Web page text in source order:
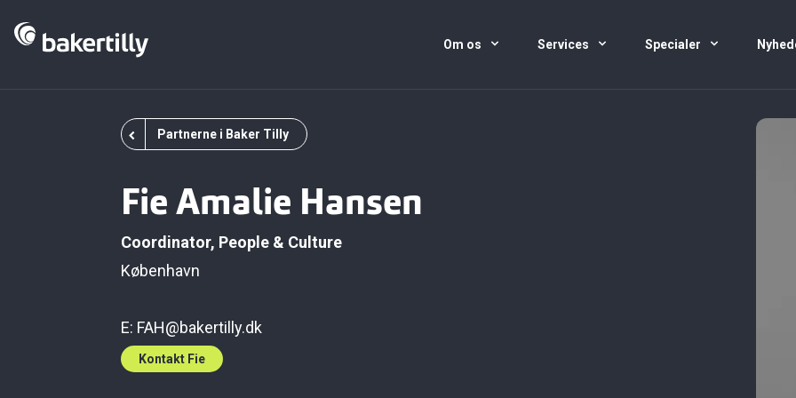
Om os Services Specialer
Partnerne i Baker Tilly
Fie Amalie Hansen
Coordinator, People & Culture
København
E: FAH@bakertilly.dk
Kontakt Fie